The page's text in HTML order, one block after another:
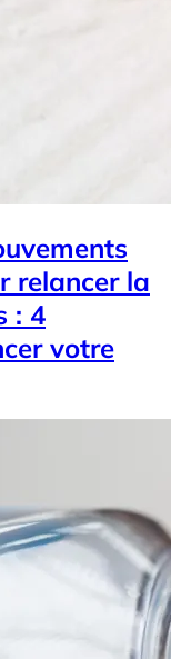
relancer la
: 4
votre